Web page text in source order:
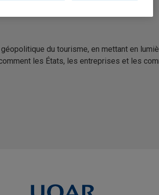
du tourisme, en mettant en
les États, les entreprises et les